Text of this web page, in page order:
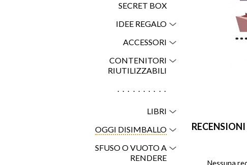
SECRET BOX
IDEE REGALO
ACCESSORI
CONTENITORI
RIUTILIZZABILI
..........
LIBRI
OGGI DISIMBALLO
SFUSO O VUOTO A
RENDERE
RECENSIONI
Nessuna